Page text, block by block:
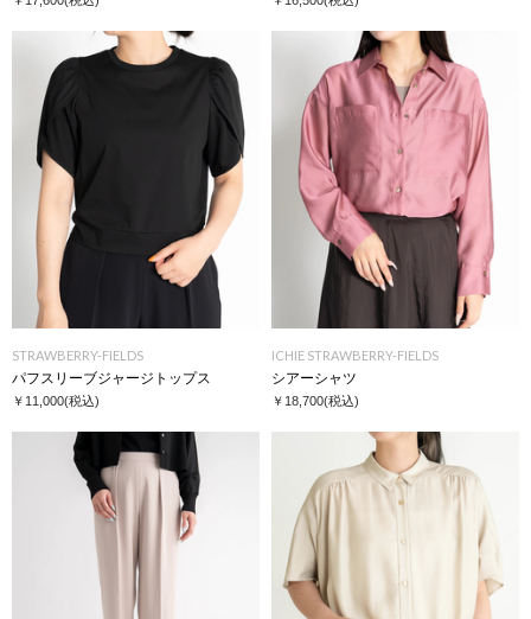
STRAWBERRY-FIELDS
パフスリーブジャージトップス
￥11,000(税込)
ICHIE STRAWBERRY-FIELDS
シアーシャツ
￥18,700(税込)